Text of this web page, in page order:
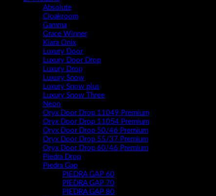
Absolute
Cloakroom
Gamma
Grace Winner
Kiara Onix
Luxury Door
Luxury Door Drop
Luxury Drop
Luxury Snow
Luxury Snow plus
Luxury Snow Three
Neon
Oryx Door Drop 11049 Premium
Oryx Door Drop 11054 Premium
Oryx Door Drop 50/46 Premium
Oryx Door Drop 55/37 Premium
Oryx Door Drop 60/46 Premium
Piedra Drop
Piedra Gap
PIEDRA GAP 60
PIEDRA GAP 70
PIEDRA GAP 80